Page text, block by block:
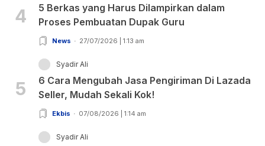
4
5 Berkas yang Harus Dilampirkan dalam
Proses Pembuatan Dupak Guru
News 27/07/2026 | 1:13 am
5
Syadir Ali
6 Cara Mengubah Jasa Pengiriman Di Lazada
Seller, Mudah Sekali Kok!
Ekbis 07/08/2026 | 1:14 am
Syadir Ali